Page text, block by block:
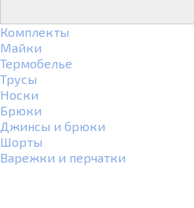
Комплекты
Майки
Термобелье
Трусы
Носки
Брюки
Джинсы и брюки
Шорты
Варежки и перчатки